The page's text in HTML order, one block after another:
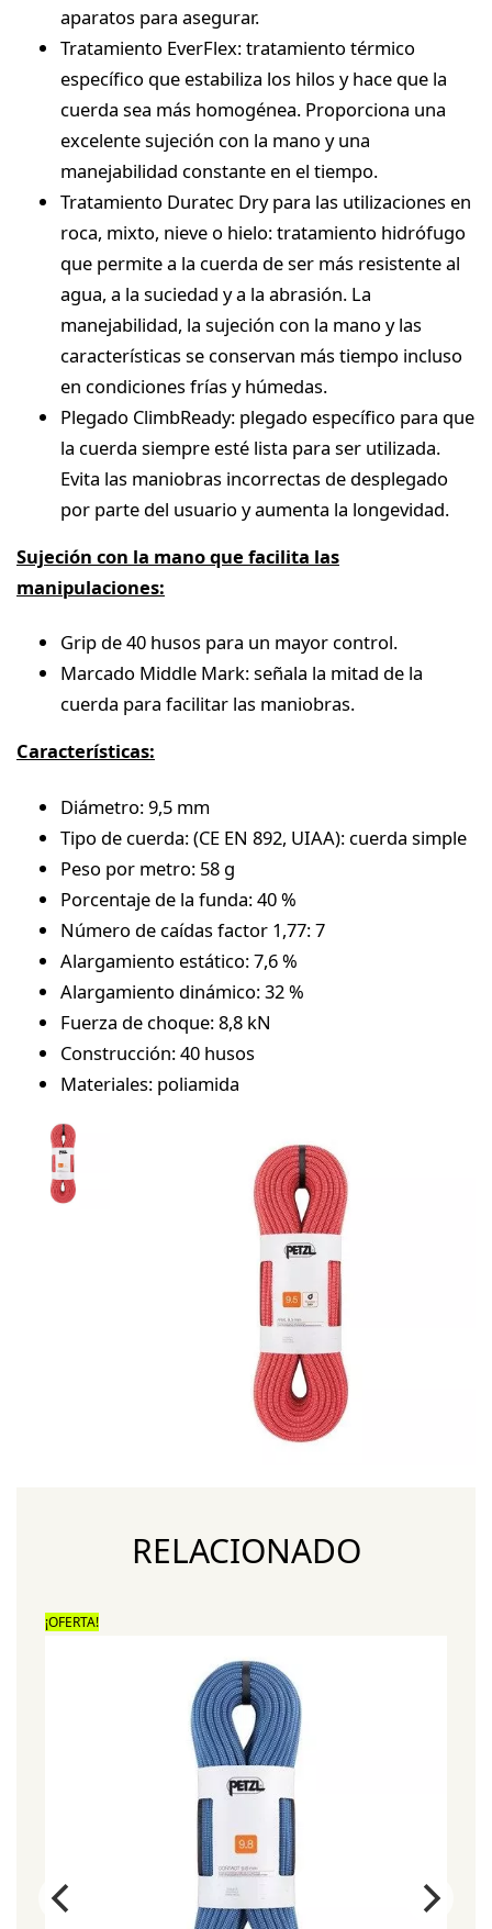
aparatos para asegurar.
Tratamiento EverFlex: tratamiento térmico
específico que estabiliza los hilos y hace que la
cuerda sea más homogénea. Proporciona una
excelente sujeción con la mano y una
manejabilidad constante en el tiempo.
Tratamiento Duratec Dry para las utilizaciones en
roca, mixto, nieve o hielo: tratamiento hidrófugo
que permite a la cuerda de ser más resistente al
agua, a la suciedad y a la abrasión. La
manejabilidad, la sujeción con la mano y las
características se conservan más tiempo incluso
en condiciones frías y húmedas.
Plegado ClimbReady: plegado específico para que
la cuerda siempre esté lista para ser utilizada.
Evita las maniobras incorrectas de desplegado
por parte del usuario y aumenta la longevidad.
Sujeción con la mano que facilita las
manipulaciones:
Grip de 40 husos para un mayor control.
Marcado Middle Mark: señala la mitad de la
cuerda para facilitar las maniobras.
Características:
Diámetro: 9,5 mm
Tipo de cuerda: (CE EN 892, UIAA): cuerda simple
Peso por metro: 58 g
Porcentaje de la funda: 40 %
Número de caídas factor 1,77: 7
Alargamiento estático: 7,6 %
Alargamiento dinámico: 32 %
Fuerza de choque: 8,8 kN
Construcción: 40 husos
Materiales: poliamida
RELACIONADO
¡OFERTA!